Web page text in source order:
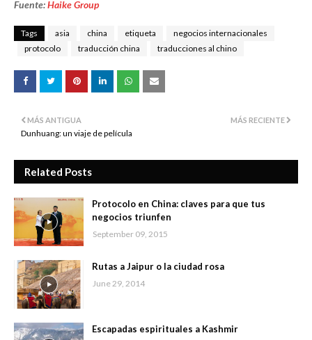
Fuente:Haike Group
Tags asia china etiqueta
negocios internacionales
protocolo
traducción china traducciones al chino
MÁS RECIENTE
MÁS ANTIGUA
Dunhuang: un viaje de película
Related Posts
Protocolo en China: claves para que tus
negocios triunfen
September 09, 2015
Rutas a Jaipur o la ciudad rosa
June 29, 2014
Escapadas espirituales a Kashmir